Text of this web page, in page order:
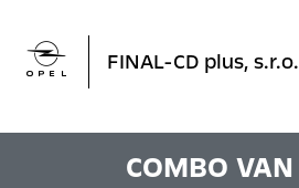
 FINAL-CD plus, s.r.o.
COMBO VAN